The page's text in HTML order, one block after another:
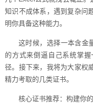
知识不成体系，遇到复杂问
明你具备这种能力。
这时候，选择一本含金
的方式来倒逼自己系统掌
径。接下来，我将为大家权
精力考取的几类证书。
核心证书推荐：构建你